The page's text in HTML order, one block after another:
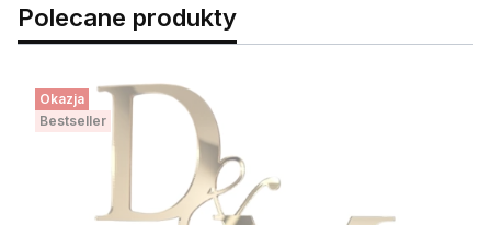
Polecane produkty
Okazja
Bestseller